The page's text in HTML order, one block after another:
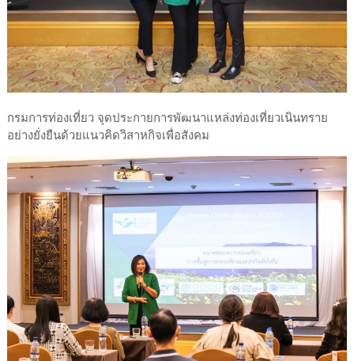
กรมการท่องเที่ยว จุดประกายการพัฒนาแหล่งท่องเที่ยวเนินทราย
อย่างยั่งยืนด้วยแนวคิดวิสาหกิจเพื่อสังคม